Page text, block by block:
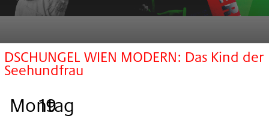
DSCHUNGEL WIEN MODERN: Das Kind der
Seehundfrau
Montag
, 19
.
.